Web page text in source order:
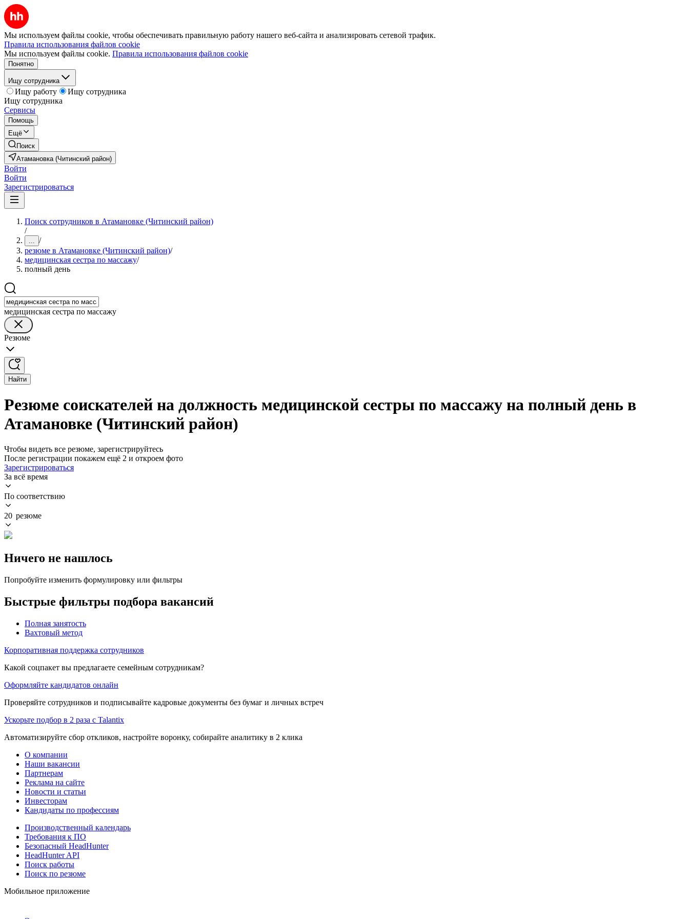
Мы используем файлы cookie, чтобы обеспечивать правильную работу нашего веб-сайта и анализировать сетевой трафик.
Правила использования файлов cookie
Мы используем файлы cookie. Правила использования файлов cookie
Понятно
Ищу сотрудника
Ищу работу
Ищу сотрудника
Ищу сотрудника
Сервисы
Помощь
Ещё
Поиск
Атамановка (Читинский район)
Войти
Войти
Зарегистрироваться
Поиск сотрудников в Атамановке (Читинский район)
/
... /
резюме в Атамановке (Читинский район)/
медицинская сестра по массажу/
полный день
медицинская сестра по массажу
Резюме
Найти
Резюме соискателей на должность медицинской сестры по массажу на полный день в
Атамановке (Читинский район)
Чтобы видеть все резюме, зарегистрируйтесь
После регистрации покажем ещё 2 и откроем фото
Зарегистрироваться
За всё время
По соответствию
20 резюме
Ничего не нашлось
Попробуйте изменить формулировку или фильтры
Быстрые фильтры подбора вакансий
Полная занятость
Вахтовый метод
Корпоративная поддержка сотрудников
Какой соцпакет вы предлагаете семейным сотрудникам?
Оформляйте кандидатов онлайн
Проверяйте сотрудников и подписывайте кадровые документы без бумаг и личных встреч
Ускорьте подбор в 2 раза с Talantix
Автоматизируйте сбор откликов, настройте воронку, собирайте аналитику в 2 клика
О компании
Наши вакансии
Партнерам
Реклама на сайте
Новости и статьи
Инвесторам
Кандидаты по профессиям
Производственный календарь
Требования к ПО
Безопасный HeadHunter
HeadHunter API
Поиск работы
Поиск по резюме
Мобильное приложение